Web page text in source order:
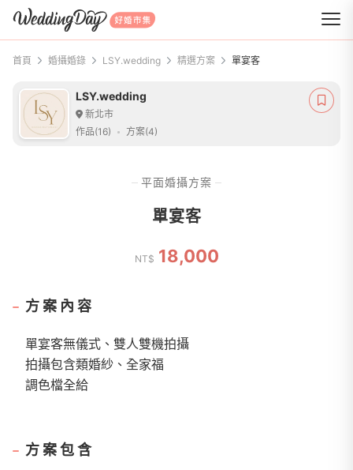
WeddingDay 好婚市集
首頁 婚攝婚錄 LSY.wedding 精選方案 單宴客
LSY.wedding
新北市
作品(16)
方案(4)
平面婚攝方案
單宴客
NT$ 18,000
方案內容
單宴客無儀式、雙人雙機拍攝
拍攝包含類婚紗、全家福
調色檔全給
方案包含